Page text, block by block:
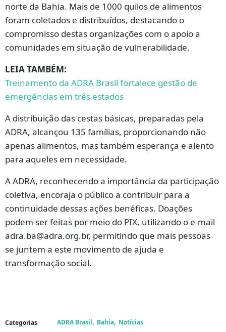
norte da Bahia. Mais de 1000 quilos de alimentos
foram coletados e distribuídos, destacando o
compromisso destas organizações com o apoio a
comunidades em situação de vulnerabilidade.
LEIA TAMBÉM:
Treinamento da ADRA Brasil fortalece gestão de
emergências em três estados
A distribuição das cestas básicas, preparadas pela
ADRA, alcançou 135 famílias, proporcionando não
apenas alimentos, mas também esperança e alento
para aqueles em necessidade.
A ADRA, reconhecendo a importância da participação
coletiva, encoraja o público a contribuir para a
continuidade dessas ações benéficas. Doações
podem ser feitas por meio do PIX, utilizando o e-mail
adra.ba@adra.org.br, permitindo que mais pessoas
se juntem a este movimento de ajuda e
transformação social.
Categorias ADRA Brasil, Bahia, Notícias